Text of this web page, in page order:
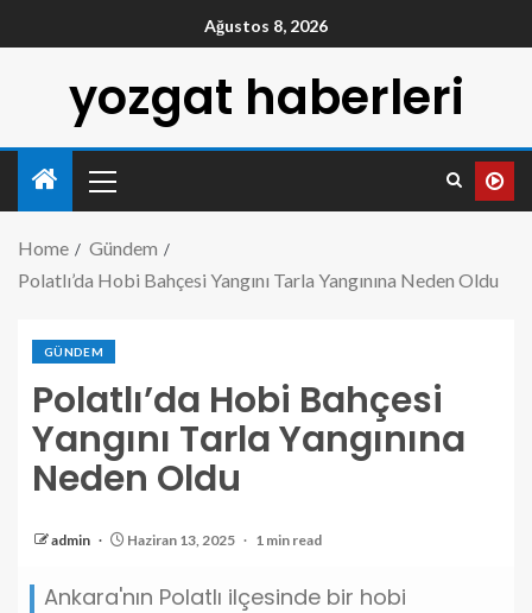
Ağustos 8, 2026
yozgat haberleri
Home
Gündem
Polatlı’da Hobi Bahçesi Yangını Tarla Yangınına Neden Oldu
GÜNDEM
Polatlı’da Hobi Bahçesi
Yangını Tarla Yangınına
Neden Oldu
admin Haziran 13, 2025 1 min read
Ankara'nın Polatlı ilçesinde bir hobi